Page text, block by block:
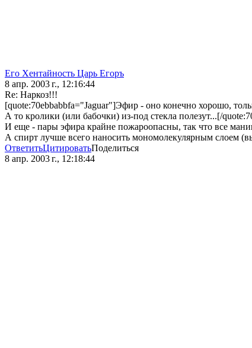
Его Хентайность Царь Егоръ
8 апр. 2003 г., 12:16:44
Re: Наркоз!!!
[quote:70ebbabbfa="Jaguar"]Эфир - оно конечно хорошо,
А то кролики (или бабочки) из-под стекла полезут...[/
И еще - пары эфира крайне пожароопасны, так что все
А спирт лучше всего наносить мономолекулярным слоем
ОтветитьЦитироватьПоделиться
8 апр. 2003 г., 12:18:44